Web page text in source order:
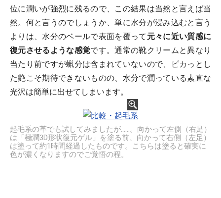
位に潤いが強烈に残るので、この結果は当然と言えば当
然。何と言うのでしょうか、単に水分が浸み込むと言う
よりは、水分のベールで表面を覆って 元々に近い質感に
復元させるような感覚です。通常の靴クリームと異なり
当たり前ですが蝋分は含まれていないので、ピカっとし
た艶こそ期待できないものの、水分で潤っている素直な
光沢は簡単に出せてしまいます。
起毛系の革でも試してみましたが……。向かって左側（右足）
は「極潤3D形状復元ゲル」を塗る前、向かって右側（左足）
は塗って約1時間経過したものです。こちらは塗ると確実に
色が濃くなりますのでご覚悟の程。